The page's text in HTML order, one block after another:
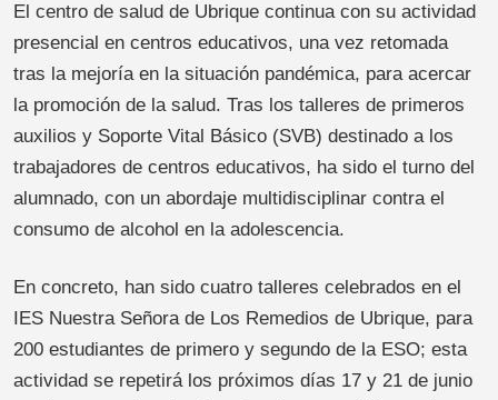
El centro de salud de Ubrique continua con su actividad
presencial en centros educativos, una vez retomada
tras la mejoría en la situación pandémica, para acercar
la promoción de la salud. Tras los talleres de primeros
auxilios y Soporte Vital Básico (SVB) destinado a los
trabajadores de centros educativos, ha sido el turno del
alumnado, con un abordaje multidisciplinar contra el
consumo de alcohol en la adolescencia.
En concreto, han sido cuatro talleres celebrados en el
IES Nuestra Señora de Los Remedios de Ubrique, para
200 estudiantes de primero y segundo de la ESO; esta
actividad se repetirá los próximos días 17 y 21 de junio